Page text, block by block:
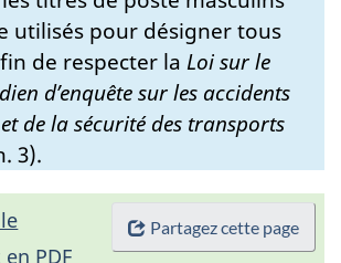
utilisés pour désigner tous
de respecter la Loi sur le
d’enquête sur les accidents
de la sécurité des transports
3).
Partagez cette page
PDF